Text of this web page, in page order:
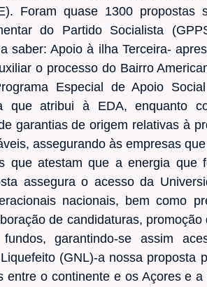
Foram quase 1300 propostas
do Partido Socialista
saber: Apoio à ilha Terceira-
o processo do Bairro
Especial de Apoio
que atribui à EDA, enquanto
garantias de origem relativas à
assegurando às empresas
que atestam que a energia que
assegura o acesso da
nacionais, bem como
de candidaturas,
garantindo-se assim
(GNL)-a nossa proposta
entre o continente e os Açores e